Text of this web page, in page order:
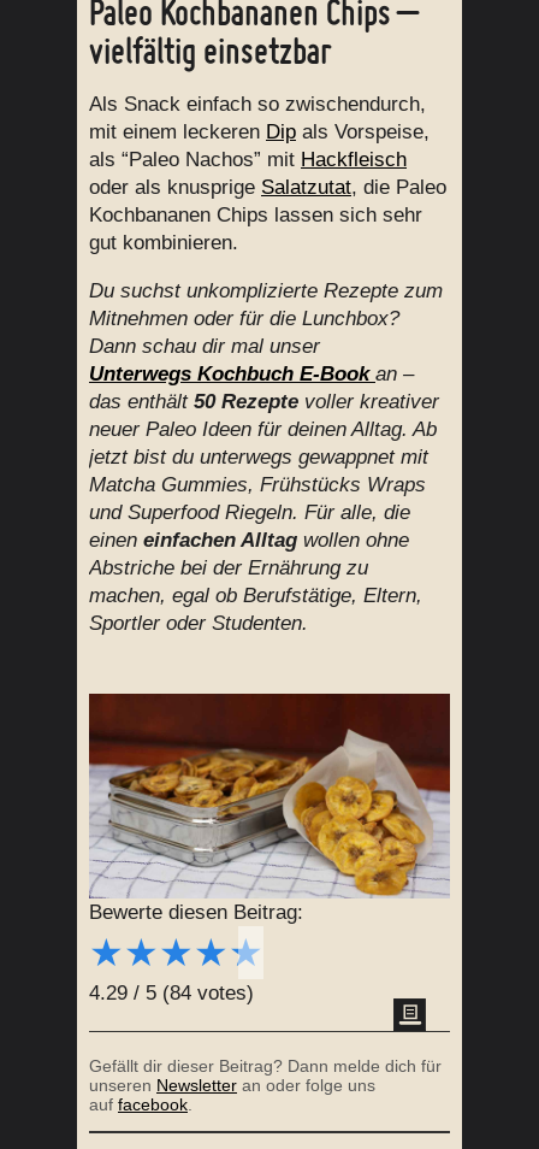
Bewerte diesen Beitrag:
★★★★★
4.29 / 5 (84 votes)
Paleo Kochbananen Chips –
vielfältig einsetzbar
Als Snack einfach so zwischendurch,
mit einem leckeren Dip als Vorspeise,
als “Paleo Nachos” mit Hackfleisch
oder als knusprige Salatzutat, die Paleo
Kochbananen Chips lassen sich sehr
gut kombinieren.
Du suchst unkomplizierte Rezepte zum
Mitnehmen oder für die Lunchbox?
Dann schau dir mal unser
Unterwegs Kochbuch E-Book an –
das enthält50 Rezepte voller kreativer
neuer Paleo Ideen für deinen Alltag. Ab
jetzt bist du unterwegs gewappnet mit
Matcha Gummies, Frühstücks Wraps
und Superfood Riegeln. Für alle, die
einen einfachen Alltag wollen ohne
Abstriche bei der Ernährung zu
machen, egal ob Berufstätige, Eltern,
Sportler oder Studenten.
Gefällt dir dieser Beitrag? Dann melde dich für
unseren Newsletter an oder folge uns
auf facebook